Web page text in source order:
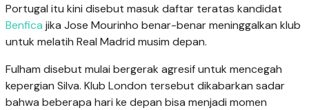
Portugal itu kini disebut masuk daftar teratas kandidat
Benfica jika Jose Mourinho benar-benar meninggalkan klub
untuk melatih Real Madrid musim depan.
Fulham disebut mulai bergerak agresif untuk mencegah
kepergian Silva. Klub London tersebut dikabarkan sadar
bahwa beberapa hari ke depan bisa menjadi momen